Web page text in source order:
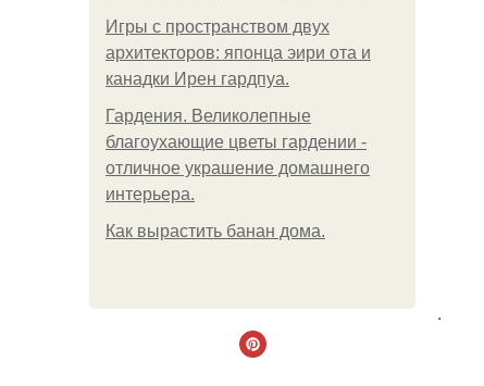
Игры с пространством двух
архитекторов: японца эири ота и
канадки Ирен гардпуа.
Гардения. Великолепные
благоухающие цветы гардении -
отличное украшение домашнего
интерьера.
Как вырастить банан дома.
.